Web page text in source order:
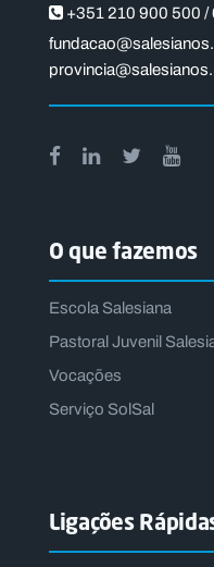
+351 210 900 500 /
O que fazemos
Escola Salesiana
Pastoral Juvenil
Vocações
Serviço SolSal
Ligações